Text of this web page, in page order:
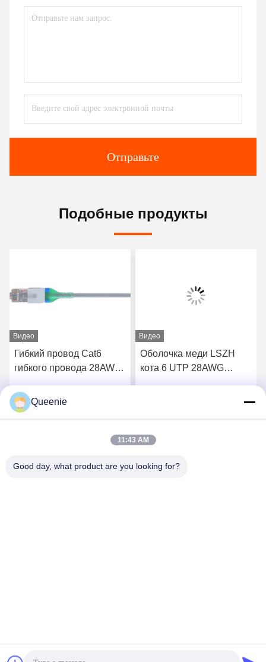
Отправьте
Подобные продукты
Видео
Гибкий провод Cat6
гибкого провода 28AWG
Видео
Оболочка меди LSZH
кота 6 UTP 28AWG
Queenie
11:43 AM
Good day, what product are you looking for?